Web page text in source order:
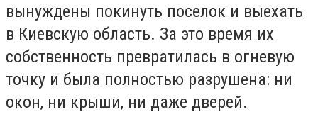
вынуждены покинуть поселок и выехать
в Киевскую область. За это время их
собственность превратилась в огневую
точку и была полностью разрушена: ни
окон, ни крыши, ни даже дверей.